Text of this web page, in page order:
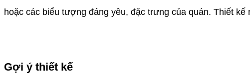
hoặc các biểu tượng đáng yêu, đặc trưng của quán. Thiết
Gợi ý thiết kế